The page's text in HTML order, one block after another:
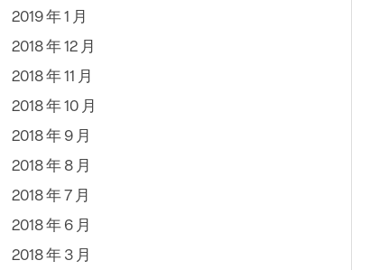
2019 年 1 月
2018 年 12 月
2018 年 11 月
2018 年 10 月
2018 年 9 月
2018 年 8 月
2018 年 7 月
2018 年 6 月
2018 年 3 月